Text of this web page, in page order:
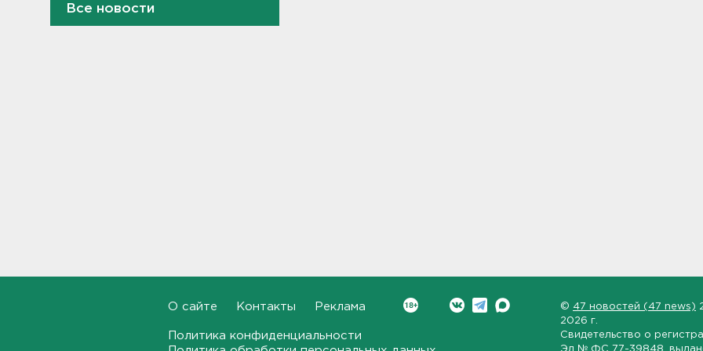
хотят объявить в розыск.
Все новости
О сайте Контакты Реклама
Политика конфиденциальности
© 47 новостей (47 news)
2026 г.
Свидетельство о
Эл № ФС 77-39848 ,